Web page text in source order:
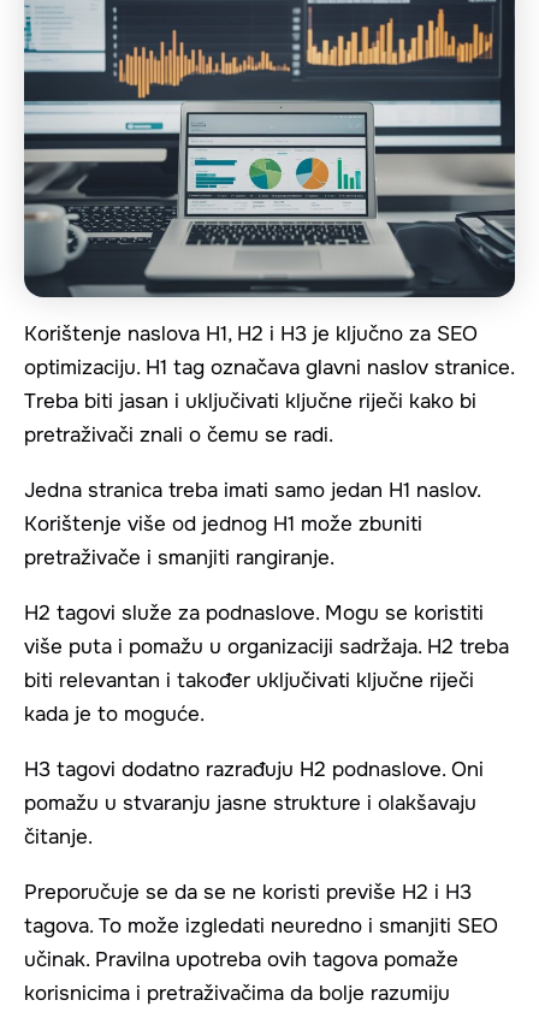
Korištenje naslova H1, H2 i H3 je ključno za SEO
optimizaciju. H1 tag označava glavni naslov stranice.
Treba biti jasan i uključivati ključne riječi kako bi
pretraživači znali o čemu se radi.
Jedna stranica treba imati samo jedan H1 naslov.
Korištenje više od jednog H1 može zbuniti
pretraživače i smanjiti rangiranje.
H2 tagovi služe za podnaslove. Mogu se koristiti
više puta i pomažu u organizaciji sadržaja. H2 treba
biti relevantan i također uključivati ključne riječi
kada je to moguće.
H3 tagovi dodatno razrađuju H2 podnaslove. Oni
pomažu u stvaranju jasne strukture i olakšavaju
čitanje.
Preporučuje se da se ne koristi previše H2 i H3
tagova. To može izgledati neuredno i smanjiti SEO
učinak. Pravilna upotreba ovih tagova pomaže
korisnicima i pretraživačima da bolje razumiju